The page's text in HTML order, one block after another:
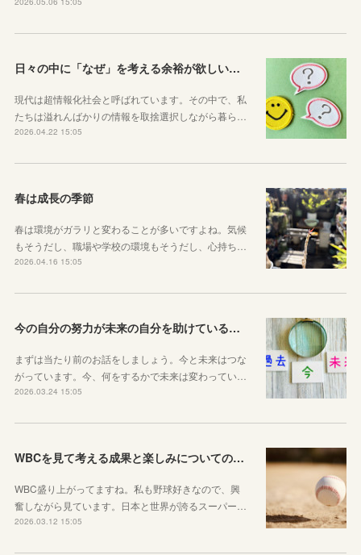
日々の中に「なぜ」を考える余裕が欲しい子どもたちへ
現代は超情報化社会と呼ばれています。その中で、私
たちは溢れんばかりの情報を取捨選択しながら暮ら…
2026.04.22 15:05
春は成長の季節
春は環境がガラリと変わることが多いですよね。気候
もそうだし、職場や学校の環境もそうだし、心持ち…
2026.04.16 15:05
今の自分の努力が未来の自分を助けているという感覚を持とう！
まずは当たり前のお話をしましょう。今と未来はつな
がっています。今、何をするかで未来は変わってい…
2026.03.24 15:05
WBCを見て考える成果と楽しみについてのお話
WBC盛り上がってますね。私も野球好きなので、興
奮しながら見ています。日本と世界が誇るスーパー…
2026.03.12 15:05